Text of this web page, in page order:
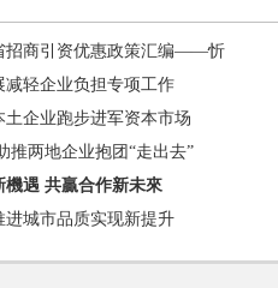
招商引资优惠政策汇编——忻
减轻企业负担专项工作
土企业跑步进军资本市场
推两地企业抱团“走出去”
機遇 共贏合作新未來
进城市品质实现新提升